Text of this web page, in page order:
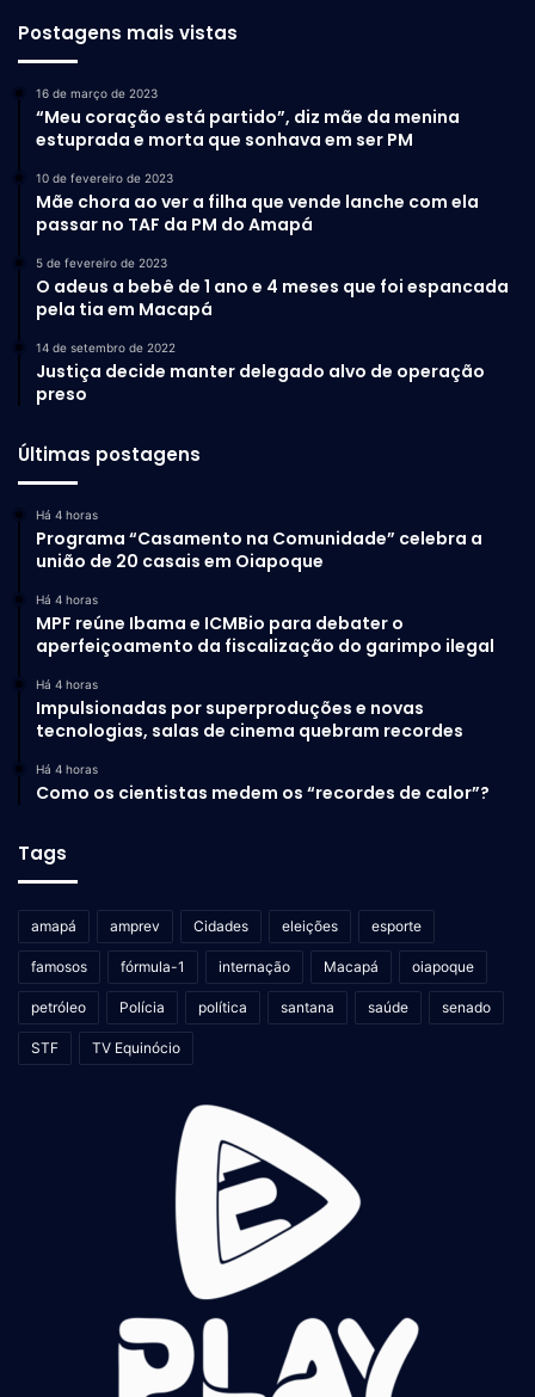
Postagens mais vistas
16 de março de 2023
“Meu coração está partido”, diz mãe da menina
estuprada e morta que sonhava em ser PM
10 de fevereiro de 2023
Mãe chora ao ver a filha que vende lanche com ela
passar no TAF da PM do Amapá
5 de fevereiro de 2023
O adeus a bebê de 1 ano e 4 meses que foi espancada
pela tia em Macapá
14 de setembro de 2022
Justiça decide manter delegado alvo de operação
preso
Últimas postagens
Há 4 horas
Programa “Casamento na Comunidade” celebra a
união de 20 casais em Oiapoque
Há 4 horas
MPF reúne Ibama e ICMBio para debater o
aperfeiçoamento da fiscalização do garimpo ilegal
Há 4 horas
Impulsionadas por superproduções e novas
tecnologias, salas de cinema quebram recordes
Há 4 horas
Como os cientistas medem os “recordes de calor”?
Tags
amapá amprev Cidades eleições esporte
famosos fórmula-1 internação Macapá oiapoque
petróleo Polícia política santana saúde senado
STF TV Equinócio